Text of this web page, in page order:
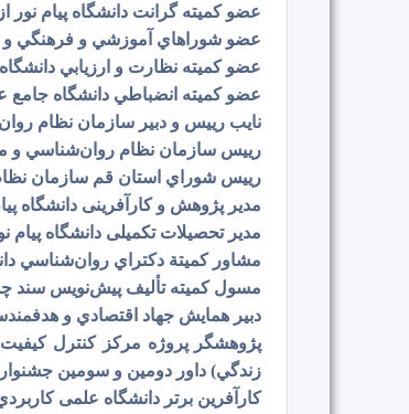
عضو کمیته گرانت دانشگاه پیام نور از 1386 تا 1390 در سازمان مرکزي و پس از آن در استان قم
عضو شوراهاي آموزشي و فرهنگي و
عضو کمیته نظارت و ارزيابي
عضو كميته انضباطي دانشگاه جامع
نایب رییس و دبیر سازمان نظام
رییس سازمان نظام روان‌شناسي و مشاور(منطقه 9
رييس شوراي استان قم سازمان نظام
مدیر پژوهش و کارآفرینی دانشگاه پیام نور قم
مدیر تحصیلات تکمیلی دانشگاه پیام نور قم از
مشاور كميتة دكتراي روان‌شناسي
مسول کمیته تألیف پیش‌نویس سند
دبیر همایش جهاد اقتصادي و هدفمندسازي
زندگي) داور دومین و سومین
کارآفرین برتر دانشگاه علمی